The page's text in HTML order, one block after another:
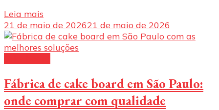
Leia mais
21 de maio de 202621 de maio de 2026
Fábrica de cake board em São Paulo:
onde comprar com qualidade